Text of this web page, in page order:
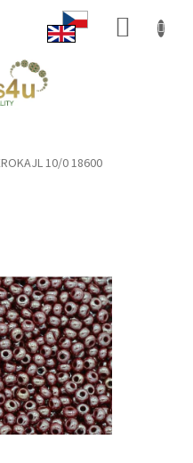
10/0 18600